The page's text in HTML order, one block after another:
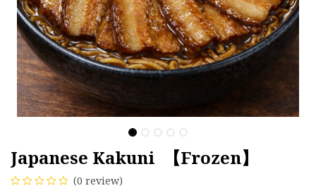
Japanese Kakuni 【Frozen】
(0 review)